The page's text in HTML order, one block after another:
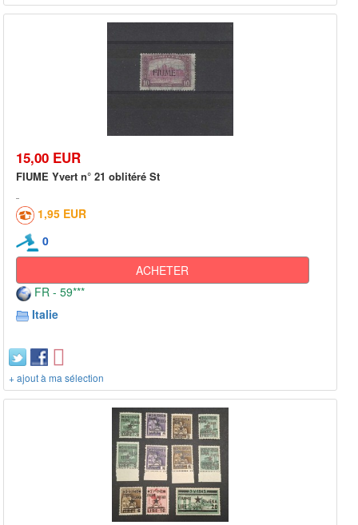
15,00 EUR
FIUME Yvert n° 21 oblitéré St
1,95 EUR
0
ACHETER
FR - 59***
Italie
+ ajout à ma sélection